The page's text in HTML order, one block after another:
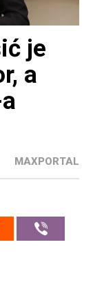
je
a
MAXPORTAL